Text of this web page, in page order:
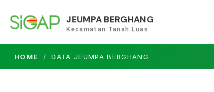
JEUMPA BERGHANG
Kecamatan Tanah Luas
HOME DATA JEUMPA BERGHANG